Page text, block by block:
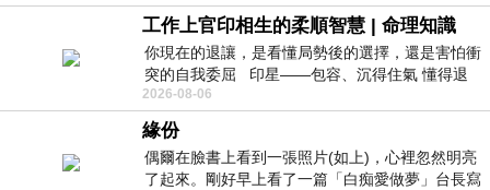
工作上官印相生的柔順智慧 | 命理知識
你現在的退讓，是看懂局勢後的選擇，還是害怕衝
突的自我委屈 印星——包容、沉得住氣 懂得退
一步觀察，不會
2026-08-06
緣份
偶爾在臉書上看到一張照片(如上)，心裡忽然明亮
了起來。剛好早上看了一篇「白痴愛做夢」台長寫